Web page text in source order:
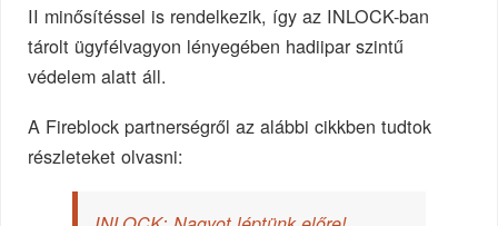
II minősítéssel is rendelkezik, így az INLOCK-ban
tárolt ügyfélvagyon lényegében hadiipar szintű
védelem alatt áll.
A Fireblock partnerségről az alábbi cikkben tudtok
részleteket olvasni: